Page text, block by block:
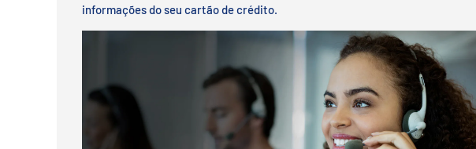
informações do seu cartão de crédito.